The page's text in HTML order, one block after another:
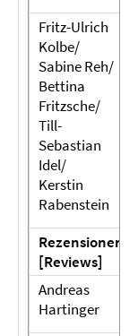
Fritz-Ulrich
Kolbe/
Sabine Reh/
Bettina
Fritzsche/
Till-
Sebastian
Idel/
Kerstin
Rabenstein
Rezensionen
[Reviews]
Andreas
Hartinger